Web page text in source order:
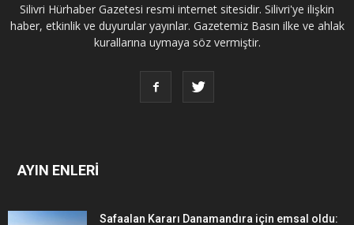
Silivri Hürhaber Gazetesi resmi internet sitesidir. Silivri'ye ilişkin
haber, etkinlik ve duyurular yayınlar. Gazetemiz Basın ilke ve ahlak
kurallarına uymaya söz vermiştir.
AYIN ENLERİ
Safaalan Kararı Danamandıra için emsal oldu: